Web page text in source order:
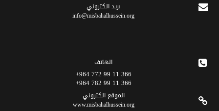
برید الکتروني
info@misbahalhussein.org
الهاتف
366 11 99 772 964+
366 11 99 782 964+
الموقع الکتروني
www.misbahalhussein.org